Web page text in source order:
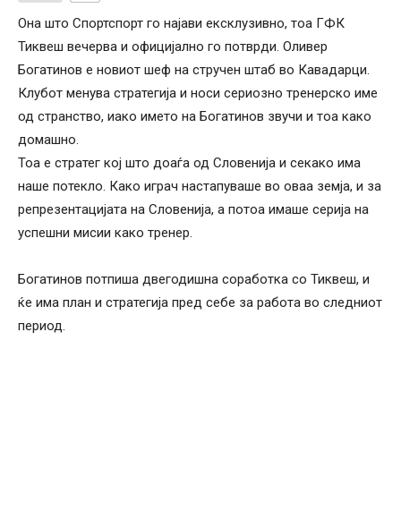
Она што Спортспорт го најави ексклузивно, тоа ГФК
Тиквеш вечерва и официјално го потврди. Оливер
Богатинов е новиот шеф на стручен штаб во Кавадарци.
Клубот менува стратегија и носи сериозно тренерско име
од странство, иако името на Богатинов звучи и тоа како
домашно.
Тоа е стратег кој што доаѓа од Словенија и секако има
наше потекло. Како играч настапуваше во оваа земја, и за
репрезентацијата на Словенија, а потоа имаше серија на
успешни мисии како тренер.
Богатинов потпиша двегодишна соработка со Тиквеш, и
ќе има план и стратегија пред себе за работа во следниот
период.